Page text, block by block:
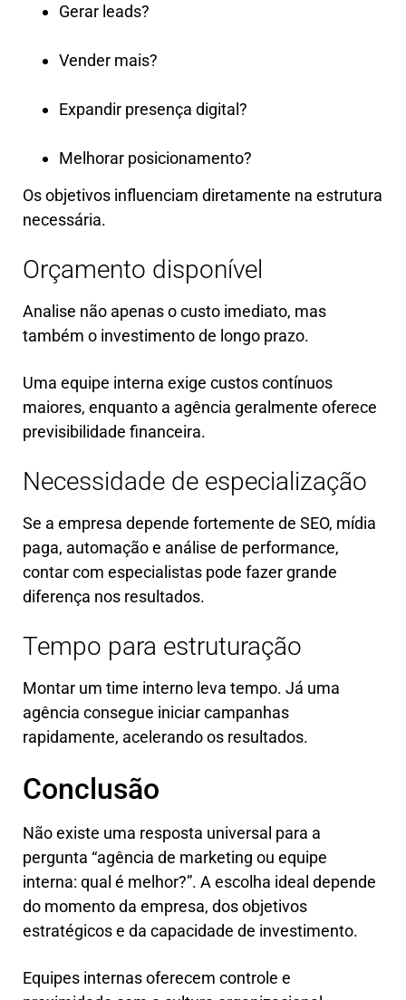
Gerar leads?
Vender mais?
Expandir presença digital?
Melhorar posicionamento?
Os objetivos influenciam diretamente na estrutura
necessária.
Orçamento disponível
Analise não apenas o custo imediato, mas
também o investimento de longo prazo.
Uma equipe interna exige custos contínuos
maiores, enquanto a agência geralmente oferece
previsibilidade financeira.
Necessidade de especialização
Se a empresa depende fortemente de SEO, mídia
paga, automação e análise de performance,
contar com especialistas pode fazer grande
diferença nos resultados.
Tempo para estruturação
Montar um time interno leva tempo. Já uma
agência consegue iniciar campanhas
rapidamente, acelerando os resultados.
Conclusão
Não existe uma resposta universal para a
pergunta “agência de marketing ou equipe
interna: qual é melhor?”. A escolha ideal depende
do momento da empresa, dos objetivos
estratégicos e da capacidade de investimento.
Equipes internas oferecem controle e